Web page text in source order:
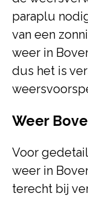
paraplu
van een
weer in
dus het is
Weer
Voor
weer in
terecht bij